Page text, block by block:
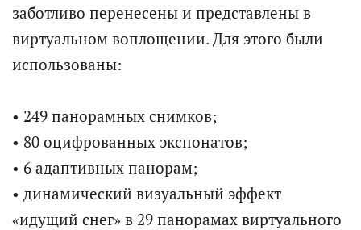
заботливо перенесены и представлены в
виртуальном воплощении. Для этого были
использованы:
• 249 панорамных снимков;
• 80 оцифрованных экспонатов;
• 6 адаптивных панорам;
• динамический визуальный эффект
«идущий снег» в 29 панорамах виртуального